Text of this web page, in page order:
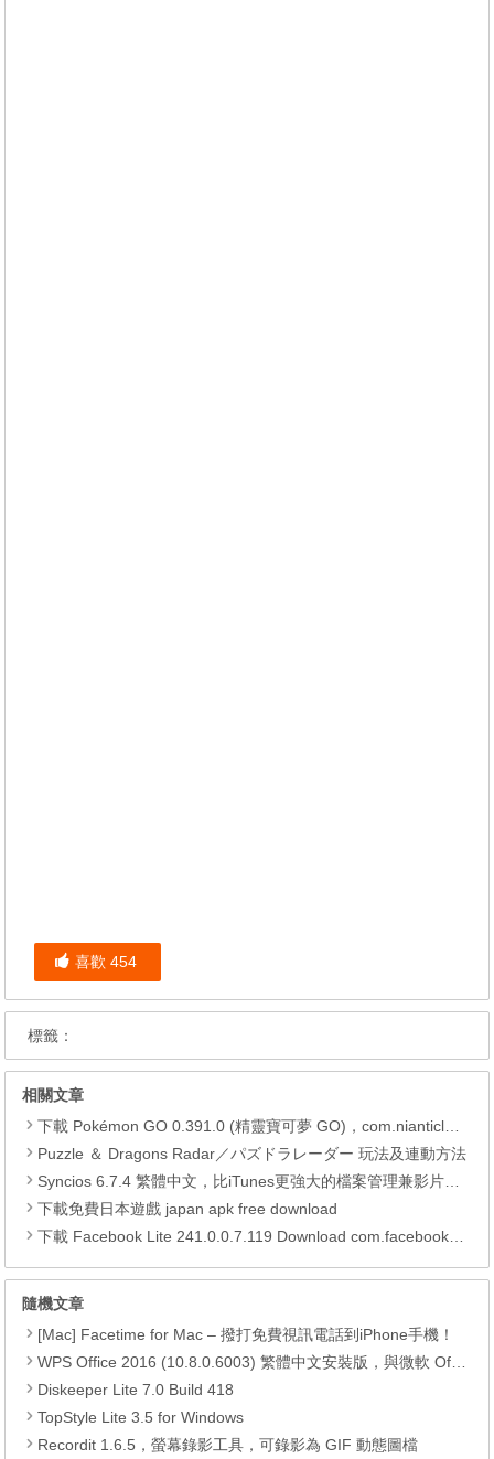
喜歡 454
標籤：
相關文章
下載 Pokémon GO 0.391.0 (精靈寶可夢 GO)，com.nianticlabs.pokemongo (.apk) (.xapk)
Puzzle ＆ Dragons Radar／パズドラレーダー 玩法及連動方法
Syncios 6.7.4 繁體中文，比iTunes更強大的檔案管理兼影片轉檔工具
下載免費日本遊戲 japan apk free download
下載 Facebook Lite 241.0.0.7.119 Download com.facebook.lite APK
隨機文章
[Mac] Facetime for Mac – 撥打免費視訊電話到iPhone手機！
WPS Office 2016 (10.8.0.6003) 繁體中文安裝版，與微軟 Office 相容的免費辦公室軟體
Diskeeper Lite 7.0 Build 418
TopStyle Lite 3.5 for Windows
Recordit 1.6.5，螢幕錄影工具，可錄影為 GIF 動態圖檔